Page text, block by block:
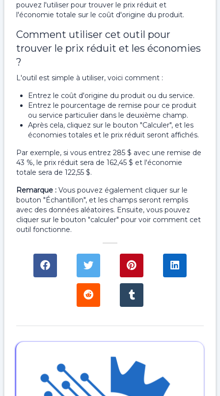
pouvez l'utiliser pour trouver le prix réduit et
l'économie totale sur le coût d'origine du produit.
Comment utiliser cet outil pour
trouver le prix réduit et les économies
?
L'outil est simple à utiliser, voici comment :
Entrez le coût d'origine du produit ou du service.
Entrez le pourcentage de remise pour ce produit
ou service particulier dans le deuxième champ.
Après cela, cliquez sur le bouton "Calculer", et les
économies totales et le prix réduit seront affichés.
Par exemple, si vous entrez 285 $ avec une remise de
43 %, le prix réduit sera de 162,45 $ et l'économie
totale sera de 122,55 $.
Remarque : Vous pouvez également cliquer sur le
bouton "Échantillon", et les champs seront remplis
avec des données aléatoires. Ensuite, vous pouvez
cliquer sur le bouton "calculer" pour voir comment cet
outil fonctionne.